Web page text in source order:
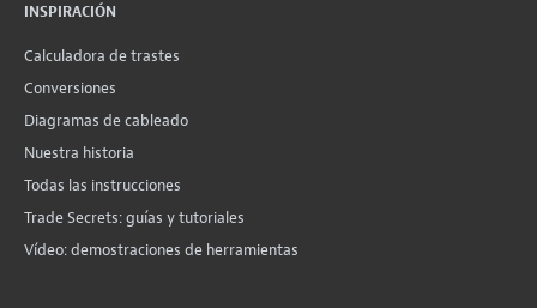
INSPIRACIÓN
Calculadora de trastes
Conversiones
Diagramas de cableado
Nuestra historia
Todas las instrucciones
Trade Secrets: guías y tutoriales
Vídeo: demostraciones de herramientas